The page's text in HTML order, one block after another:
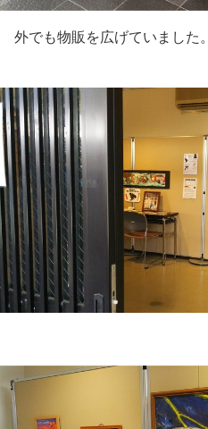
外でも物販を広げていました。